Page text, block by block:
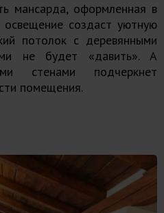
мансарда, оформленная в
освещение создаст уютную
потолок с деревянными
не будет «давить». А
стенами подчеркнет
помещения.